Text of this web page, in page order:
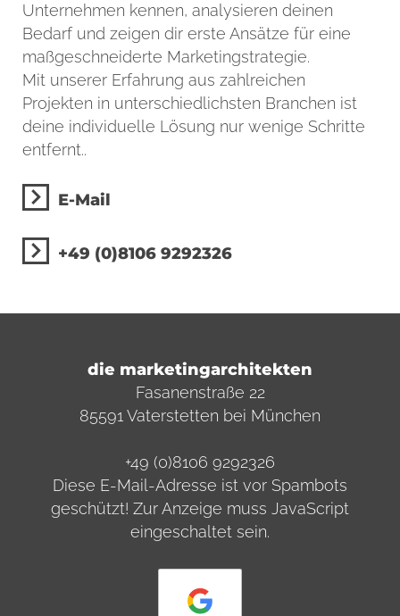
Unternehmen kennen, analysieren deinen
Bedarf und zeigen dir erste Ansätze für eine
maßgeschneiderte Marketingstrategie.
Mit unserer Erfahrung aus zahlreichen
Projekten in unterschiedlichsten Branchen ist
deine individuelle Lösung nur wenige Schritte
entfernt..
E-Mail
+49 (0)8106 9292326
die marketingarchitekten
Fasanenstraße 22
85591 Vaterstetten bei München
+49 (0)8106 9292326
Diese E-Mail-Adresse ist vor Spambots
geschützt! Zur Anzeige muss JavaScript
eingeschaltet sein.